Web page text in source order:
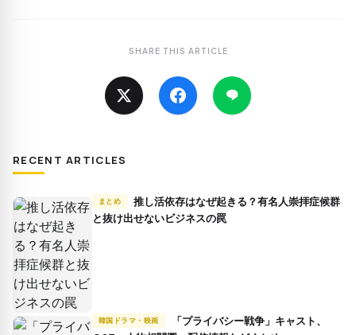
SHARE THIS ARTICLE
RECENT ARTICLES
まとめ
推し活依存はなぜ起きる？有名人崇拝症候群
と抜け出せないビジネスの罠
韓国ドラマ・映画